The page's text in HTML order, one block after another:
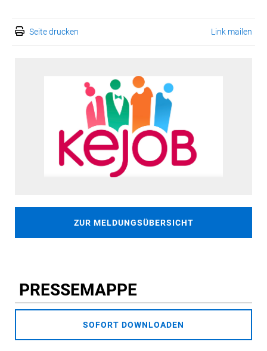
Seite drucken Link mailen
ZUR MELDUNGSÜBERSICHT
PRESSEMAPPE
SOFORT DOWNLOADEN